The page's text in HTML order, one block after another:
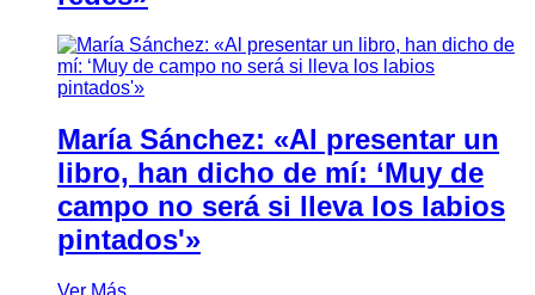
María Sánchez: «Al presentar un
libro, han dicho de mí: ‘Muy de
campo no será si lleva los labios
pintados'»